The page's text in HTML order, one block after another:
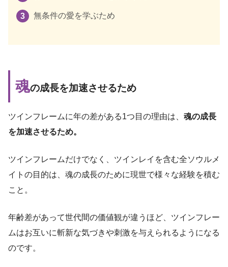
無条件の愛を学ぶため
魂の成長を加速させるため
ツインフレームに年の差がある1つ目の理由は、 魂の成長
を加速させるため。
ツインフレームだけでなく、ツインレイを含む全ソウルメ
イトの目的は、魂の成長のために現世で様々な経験を積む
こと。
年齢差があって世代間の価値観が違うほど、ツインフレー
ムはお互いに斬新な気づきや刺激を与えられるようになる
のです。